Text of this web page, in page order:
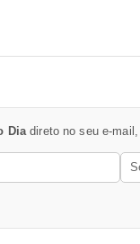
Dia direto no seu e-mail,